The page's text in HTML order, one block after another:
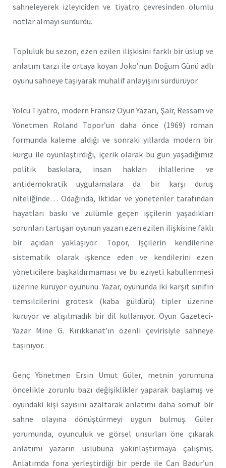
sahneleyerek izleyiciden ve tiyatro çevresinden olumlu
notlar almayı sürdürdü.
Topluluk bu sezon, ezen ezilen ilişkisini farklı bir üslup ve
anlatım tarzı ile ortaya koyan Joko’nun Doğum Günü adlı
oyunu sahneye taşıyarak muhalif anlayışını sürdürüyor.
Yolcu Tiyatro, modern Fransız Oyun Yazarı, Şair, Ressam ve
Yönetmen Roland Topor’un daha önce (1969) roman
formunda kaleme aldığı ve sonraki yıllarda modern bir
kurgu ile oyunlaştırdığı, içerik olarak bu gün yaşadığımız
politik baskılara, insan hakları ihlallerine ve
antidemokratik uygulamalara da bir karşı duruş
niteliğinde… Odağında, iktidar ve yönetenler tarafından
hayatları baskı ve zulümle geçen işçilerin yaşadıkları
sorunları tartışan oyunun yazarı ezen ezilen ilişkisine faklı
bir açıdan yaklaşıyor. Topor, işçilerin kendilerine
sistematik olarak işkence eden ve kendilerini ezen
yöneticilere başkaldırmaması ve bu eziyeti kabullenmesi
üzerine kuruyor oyununu. Yazar, oyununda iki karşıt sınıfın
temsilcilerini grotesk (kaba güldürü) tipler üzerine
kuruyor ve alışılmadık bir dil kullanıyor. Oyun Gazeteci-
Yazar Mine G. Kırıkkanat’ın özenli çevirisiyle sahneye
taşınıyor.
Genç Yönetmen Ersin Umut Güler, metnin yorumuna
öncelikle zorunlu bazı değişiklikler yaparak başlamış ve
oyundaki kişi sayısını azaltarak anlatımı daha somut bir
sahne olayına dönüştürmeyi uygun bulmuş. Güler
yorumunda, oyunculuk ve görsel unsurları öne çıkarak
anlatımı yazarın üslubuna yakınlaştırmaya çalışmış.
Anlatımda fona yerleştirdiği bir perde ile Can Badur’un